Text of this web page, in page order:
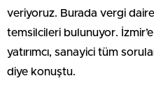
veriyoruz. Burada vergi
temsilcileri bulunuyor.
yatırımcı, sanayici tüm
diye konuştu.